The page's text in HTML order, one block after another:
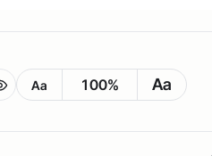
Aa 100% Aa